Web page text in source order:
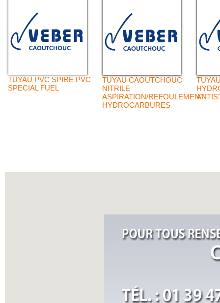
TUYAU PVC SPIRE PVC
SPECIAL FUEL
TUYAU CAOUTCHOUC
NITRILE
ASPIRATION/REFOULEMENT
HYDROCARBURES